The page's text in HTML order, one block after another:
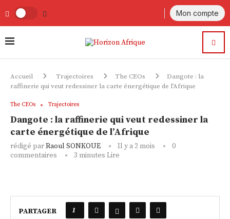
Mon compte
Accueil Trajectoires The CEOs
Dangote : la
raffinerie qui veut redessiner la carte énergétique de l’Afrique
The CEOs Trajectoires
Dangote : la raffinerie qui veut redessiner la
carte énergétique de l’Afrique
rédigé parRaoul SONKOUE Il y a 2 mois
0
commentaires
3 minutes Lire
PARTAGER 1